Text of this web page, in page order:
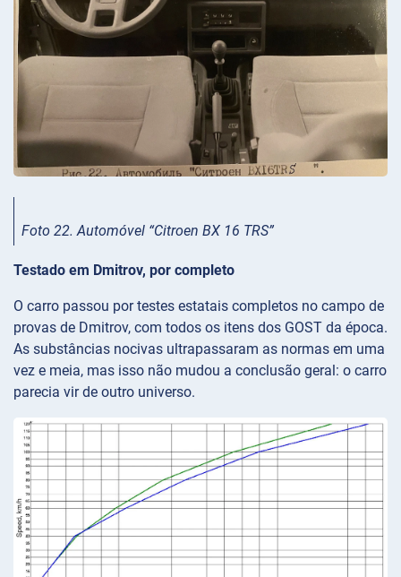
Foto 22. Automóvel “Citroen BX 16 TRS”
Testado em Dmitrov, por completo
O carro passou por testes estatais completos no campo de
provas de Dmitrov, com todos os itens dos GOST da época.
As substâncias nocivas ultrapassaram as normas em uma
vez e meia, mas isso não mudou a conclusão geral: o carro
parecia vir de outro universo.